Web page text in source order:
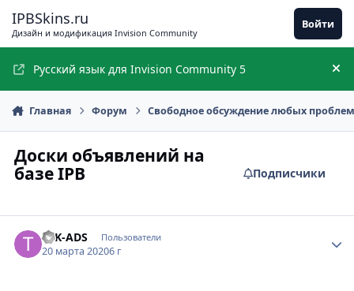
IPBSkins.ru
Дизайн и модификация Invision Community
Войти
Русский язык для Invision Community 5
Главная Форум Свободное обсуждение любых
Доски объявлений на
базе IPB
Подписчики
TEK-ADS Пользователи
20 марта 20206 г